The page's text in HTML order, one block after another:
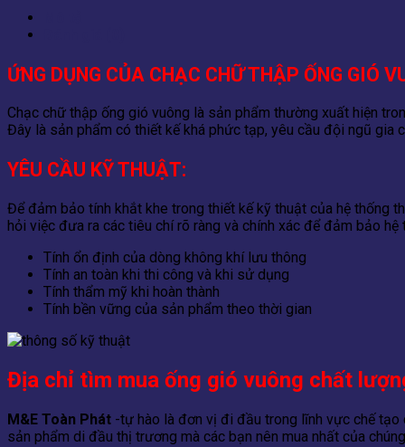
ỨNG DỤNG CỦA CHẠC CHỮ THẬP ỐNG GIÓ
Chạc chữ thập ống gió vuông là sản phẩm thường xuất hiện
Đây là sản phẩm có thiết kế khá phức tạp, yêu cầu đội ngũ gia
YÊU CẦU KỸ THUẬT:
Để đảm bảo tính khắt khe trong thiết kế kỹ thuật của hệ thống
hỏi việc đưa ra các tiêu chí rõ ràng và chính xác để đảm bảo
Tính ổn định của dòng không khí lưu thông
Tính an toàn khi thi công và khi sử dụng
Tính thẩm mỹ khi hoàn thành
Tính bền vững của sản phẩm theo thời gian
Địa chỉ tìm mua ống gió vuông chất
M&E Toàn Phát -tự hào là đơn vị đi đầu trong lĩnh vực chế tạo
sản phẩm di đầu thị trương mà các bạn nên mua nhất của